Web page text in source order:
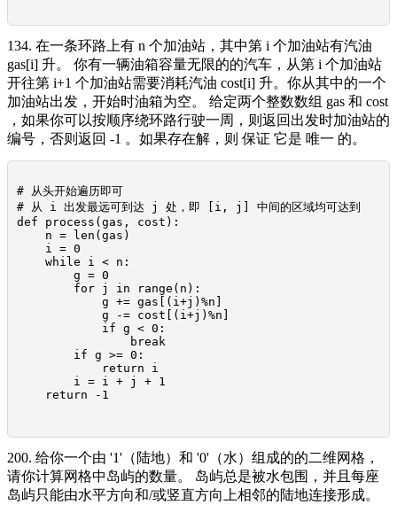
134. 在一条环路上有 n 个加油站，其中第 i 个加油站有汽油
gas[i] 升。 你有一辆油箱容量无限的的汽车，从第 i 个加油站
开往第 i+1 个加油站需要消耗汽油 cost[i] 升。你从其中的一个
加油站出发，开始时油箱为空。 给定两个整数数组 gas 和 cost
，如果你可以按顺序绕环路行驶一周，则返回出发时加油站的
编号，否则返回 -1 。如果存在解，则 保证 它是 唯一 的。
# 从头开始遍历即可
# 从 i 出发最远可到达 j 处，即 [i, j] 中间的区域均可达到
def process(gas, cost):
    n = len(gas)
    i = 0
    while i < n:
        g = 0
        for j in range(n):
            g += gas[(i+j)%n]
            g -= cost[(i+j)%n]
            if g < 0:
                break
        if g >= 0:
            return i
        i = i + j + 1
    return -1
200. 给你一个由 '1'（陆地）和 '0'（水）组成的的二维网格，
请你计算网格中岛屿的数量。 岛屿总是被水包围，并且每座
岛屿只能由水平方向和/或竖直方向上相邻的陆地连接形成。